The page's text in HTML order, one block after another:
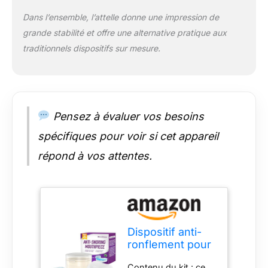
été soumis à des
tests de
biocompatibilité
ronflements même
en cas d'utilisation
nettoyer : brossez
douce pendant 3 à 5
minutes, puis rincez
abondamment à l'eau
à 25-30 °C.
L'espérance de vie
Dans l’ensemble, l’attelle donne une impression de
grande stabilité et offre une alternative pratique aux
traditionnels dispositifs sur mesure.
Pensez à évaluer vos besoins
spécifiques pour voir si cet appareil
répond à vos attentes.
Dispositif anti-
ronflement pour